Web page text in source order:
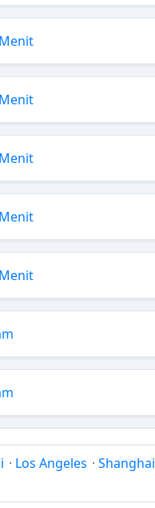
· Los Angeles · Shanghai